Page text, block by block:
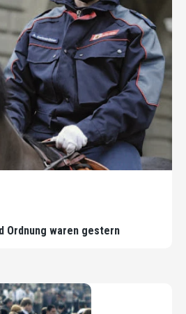
Ordnung waren gestern